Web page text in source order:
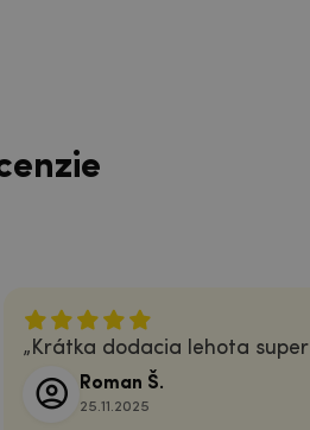
Krátka dodacia lehota super
Roman Š.
25.11.2025